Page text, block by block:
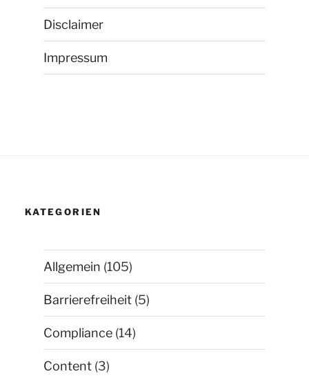
Disclaimer
Impressum
KATEGORIEN
Allgemein (105)
Barrierefreiheit (5)
Compliance (14)
Content (3)